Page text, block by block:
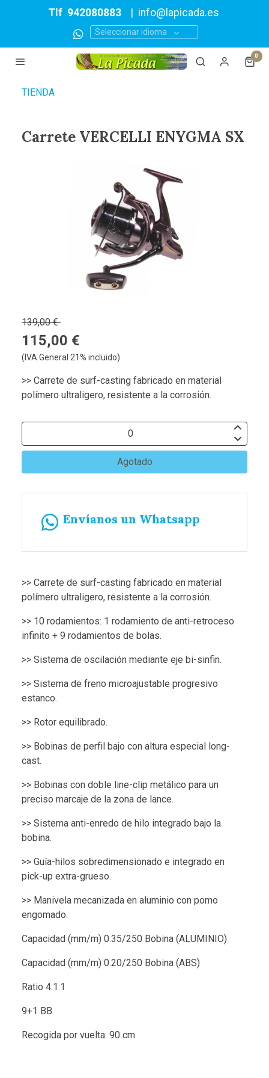
Tlf 942080883 info@lapicada.es
Seleccionar idioma
0
TIENDA
Carrete VERCELLI ENYGMA SX
139,00 €
115,00 €
(IVA General 21% incluido)
>> Carrete de surf-casting fabricado en material
polímero ultraligero, resistente a la corrosión.
Agotado
Envíanos un Whatsapp
>> Carrete de surf-casting fabricado en material
polímero ultraligero, resistente a la corrosión.
>> 10 rodamientos: 1 rodamiento de anti-retroceso
infinito + 9 rodamientos de bolas.
>> Sistema de oscilación mediante eje bi-sinfin.
>> Sistema de freno microajustable progresivo
estanco.
>> Rotor equilibrado.
>> Bobinas de perfil bajo con altura especial long-
cast.
>> Bobinas con doble line-clip metálico para un
preciso marcaje de la zona de lance.
>> Sistema anti-enredo de hilo integrado bajo la
bobina.
>> Guía-hilos sobredimensionado e integrado en
pick-up extra-grueso.
>> Manivela mecanizada en aluminio con pomo
engomado.
Capacidad (mm/m) 0.35/250 Bobina (ALUMINIO)
Capacidad (mm/m) 0.20/250 Bobina (ABS)
Ratio 4.1:1
9+1 BB
Recogida por vuelta: 90 cm